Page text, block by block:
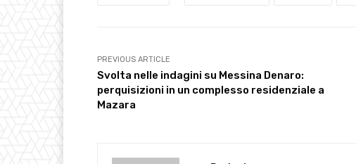
PREVIOUS ARTICLE
Svolta nelle indagini su Messina Denaro:
perquisizioni in un complesso residenziale a
Mazara